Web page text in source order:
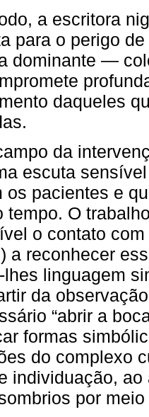
a escritora
para o perigo
dominante —
daqueles
da
escuta
os pacientes e
tempo. O
o contato
a reconhecer
lhes linguagem
da
“abrir a
formas
do complexo
individuação,
por